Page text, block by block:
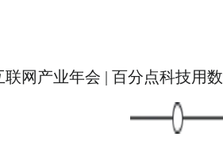
联网产业年会 | 百分点科技用